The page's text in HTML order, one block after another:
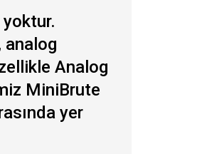
yoktur.
analog
Analog
MiniBrute
yer